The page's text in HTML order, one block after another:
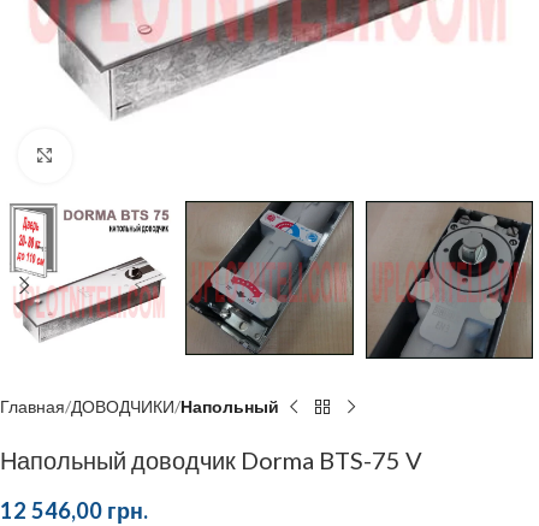
Главная ДОВОДЧИКИ Напольный
Напольный доводчик Dorma BTS-75 V
12 546,00 грн.